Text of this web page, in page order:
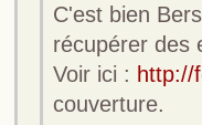
C'est bien
récupérer des
Voir ici : http://
couverture.